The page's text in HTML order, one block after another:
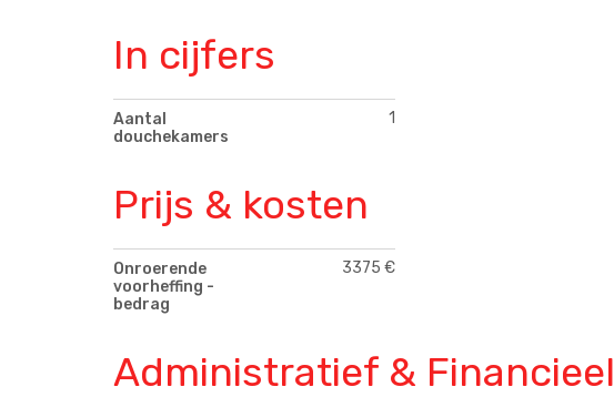
In cijfers
Aantal
douchekamers
1
Prijs & kosten
Onroerende
voorheffing -
bedrag
3375 €
Administratief & Financieel